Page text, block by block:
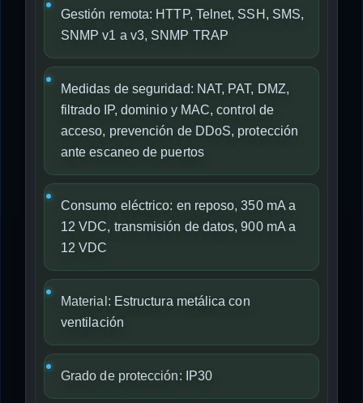
Gestión remota: HTTP, Telnet, SSH, SMS,
SNMP v1 a v3, SNMP TRAP
Medidas de seguridad: NAT, PAT, DMZ,
filtrado IP, dominio y MAC, control de
acceso, prevención de DDoS, protección
ante escaneo de puertos
Consumo eléctrico: en reposo, 350 mA a
12 VDC, transmisión de datos, 900 mA a
12 VDC
Material: Estructura metálica con
ventilación
Grado de protección: IP30